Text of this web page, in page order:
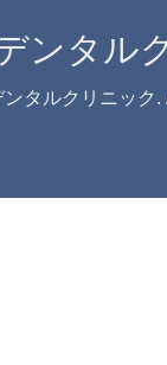
ンタル
ンタルクリニック .